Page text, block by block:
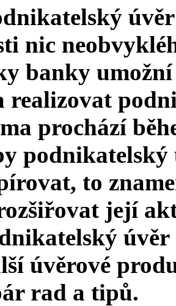
nic
banky
prochází
to
její
úvěrové
rad a tipů.